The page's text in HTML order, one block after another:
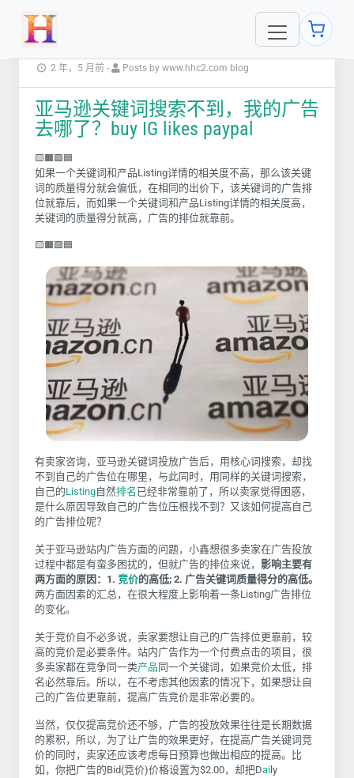
2 年，5 月前 - Posts by www.hhc2.com blog
亚马逊关键词搜索不到，我的广告
去哪了？buy IG likes paypal
🟨🟧🟩🟦
如果一个关键词和产品Listing详情的相关度不高，那么该关键
词的质量得分就会偏低，在相同的出价下，该关键词的广告排
位就靠后，而如果一个关键词和产品Listing详情的相关度高，
关键词的质量得分就高，广告的排位就靠前。
🟨🟧🟩🟦
有卖家咨询，亚马逊关键词投放广告后，用核心词搜索，却找
不到自己的广告位在哪里，与此同时，用同样的关键词搜索，
自己的Listing自然排名 已经非常靠前了，所以卖家觉得困惑，
是什么原因导致自己的广告位压根找不到？又该如何提高自己
的广告排位呢？
关于亚马逊站内广告方面的问题，小鑫想很多卖家在广告投放
过程中都是有蛮多困扰的，但就广告的排位来说， 影响主要有
两方面的原因：1. 竞价的高低; 2. 广告关键词质量得分的高低。
两方面因素的汇总，在很大程度上影响着一条Listing广告排位
的变化。
关于竞价自不必多说，卖家要想让自己的广告排位更靠前，较
高的竞价是必要条件。站内广告作为一个付费点击的项目，很
多卖家都在竞争同一类产品 同一个关键词，如果竞价太低，排
名必然靠后。所以，在不考虑其他因素的情况下，如果想让自
己的广告位更靠前，提高广告竞价是非常必要的。
当然，仅仅提高竞价还不够，广告的投放效果往往是长期数据
的累积，所以，为了让广告的效果更好，在提高广告关键词竞
价的同时，卖家还应该考虑每日预算也做出相应的提高。比
如，你把广告的Bid(竞价)价格设置为$2.00，却把Dai ly